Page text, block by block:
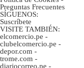
Preguntas Frecuentes
SÍGUENOS:
Suscríbete
VISITE TAMBIÉN:
elcomercio.pe -
clubelcomercio.pe -
depor.com -
trome.com -
diariocorreo.pe -